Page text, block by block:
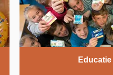
Educatie